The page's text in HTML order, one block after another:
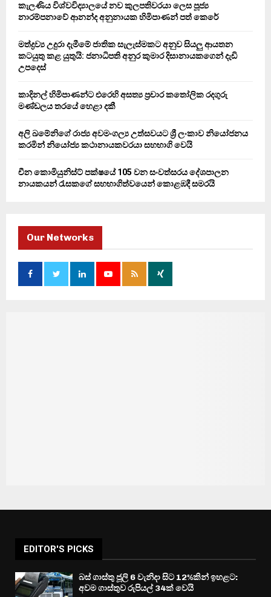
r
H
කැලණිය විශ්වවිද්‍යාලයේ නව කුලපතිවරයා ලෙස පූජ්‍ය
නාරම්පනාවේ ආනන්ද අනුනායක හිමිපාණන් පත් කෙරේ
මත්ද්‍රව්‍ය උදුරා දැමීමේ ජාතික සැලැස්මකට අනුව සියලු ආයතන
කටයුතු කළ යුතුයි: ජනාධිපති අනුර කුමාර දිසානායකගෙන් දැඩි
උපදෙස්
කාදිනල් හිමිපාණන්ට එරෙහි අසත්‍ය ප්‍රචාර කතෝලික රදගුරු
මණ්ඩලය තරයේ හෙළා දකී
අලි ඛමේනිගේ රාජ්‍ය අවමංගල්‍ය උත්සවයට ශ්‍රී ලංකාව නියෝජනය
කරමින් නියෝජ්‍ය කථානායකවරයා සහභාගි වෙයි
චීන කොමියුනිස්ට් පක්ෂයේ 105 වන සංවත්සරය දේශපාලන
නායකයන් රැසකගේ සහභාගිත්වයෙන් කොළඹදී සමරයි
Our Networks
EDITOR'S PICKS
බස් ගාස්තු ජූලි 6 වැනිදා සිට 12%කින් ඉහළට:
අවම ගාස්තුව රුපියල් 34ක් වෙයි